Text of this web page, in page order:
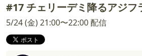
#17 チェリーデミ降るアジフ
5/24 (金) 21:00〜22:00 配信